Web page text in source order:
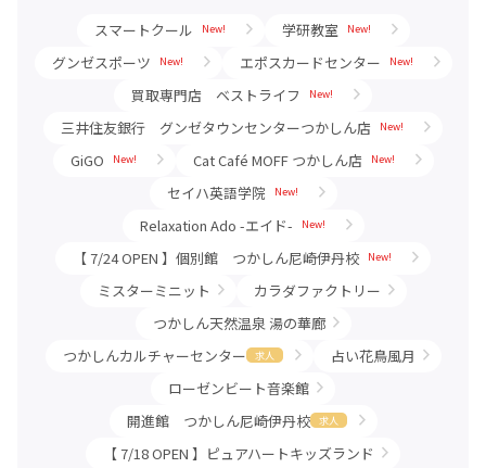
スマートクール New! 学研教室 New!
グンゼスポーツ New! エポスカードセンター New!
買取専門店 ベストライフ New!
三井住友銀行 グンゼタウンセンターつかしん店 New!
GiGO New! Cat Café MOFF つかしん店 New!
セイハ英語学院 New!
Relaxation Ado -エイド- New!
【 7/24 OPEN 】個別館 つかしん尼崎伊丹校 New!
ミスターミニット
カラダファクトリー
つかしん天然温泉 湯の華廊
つかしんカルチャーセンター
求人
占い花鳥風月
ローゼンビート音楽館
開進館 つかしん尼崎伊丹校
求人
【 7/18 OPEN 】ピュアハートキッズランド